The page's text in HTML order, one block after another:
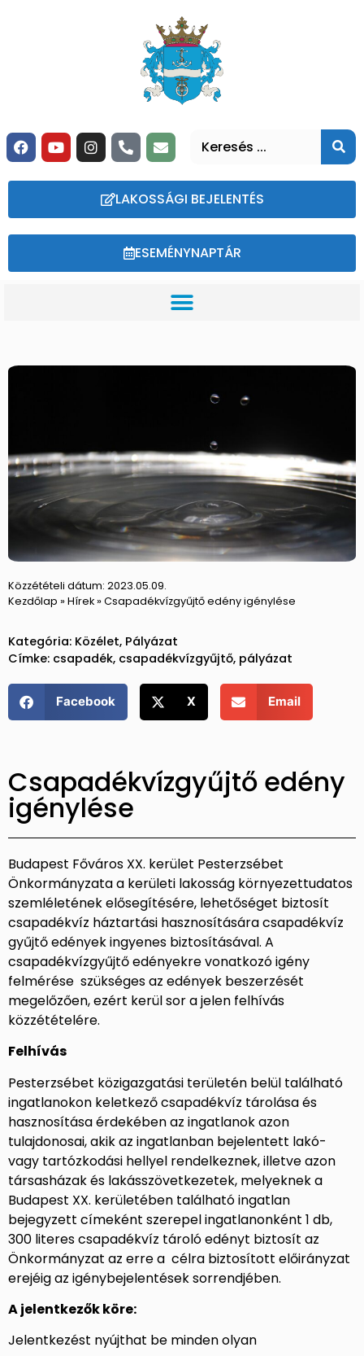
LAKOSSÁGI BEJELENTÉS
ESEMÉNYNAPTÁR
Közzétételi dátum: 2023.05.09.
Kezdőlap » Hírek» Csapadékvízgyűjtő edény igénylése
Kategória: Közélet, Pályázat
Címke: csapadék, csapadékvízgyűjtő, pályázat
Facebook X Email
Csapadékvízgyűjtő edény
igénylése
Budapest Főváros XX. kerület Pesterzsébet
Önkormányzata a kerületi lakosság környezettudatos
szemléletének elősegítésére, lehetőséget biztosít
csapadékvíz háztartási hasznosítására csapadékvíz
gyűjtő edények ingyenes biztosításával. A
csapadékvízgyűjtő edényekre vonatkozó igény
felmérése szükséges az edények beszerzését
megelőzően, ezért kerül sor a jelen felhívás
közzétételére.
Felhívás
Pesterzsébet közigazgatási területén belül található
ingatlanokon keletkező csapadékvíz tárolása és
hasznosítása érdekében az ingatlanok azon
tulajdonosai, akik az ingatlanban bejelentett lakó-
vagy tartózkodási hellyel rendelkeznek, illetve azon
társasházak és lakásszövetkezetek, melyeknek a
Budapest XX. kerületében található ingatlan
bejegyzett címeként szerepel ingatlanonként 1 db,
300 literes csapadékvíz tároló edényt biztosít az
Önkormányzat az erre a célra biztosított előirányzat
erejéig az igénybejelentések sorrendjében.
A jelentkezők köre:
Jelentkezést nyújthat be minden olyan